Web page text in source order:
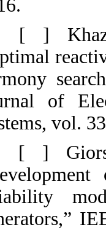
[ ]
of
vol.
[ ]